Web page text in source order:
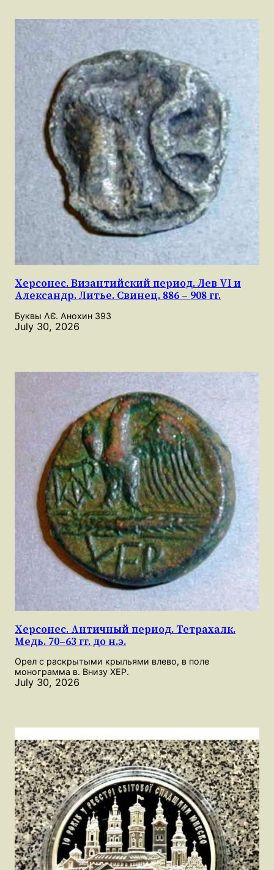
Херсонес. Византийский период. Лев VI и
Александр. Литье. Свинец. 886 – 908 гг.
Буквы ΛЄ. Анохин 393
July 30, 2026
Херсонес. Античный период. Тетрахалк.
Медь. 70–63 гг. до н.э.
Орел с раскрытыми крыльями влево, в поле
монограмма в. Внизу ХЕР.
July 30, 2026